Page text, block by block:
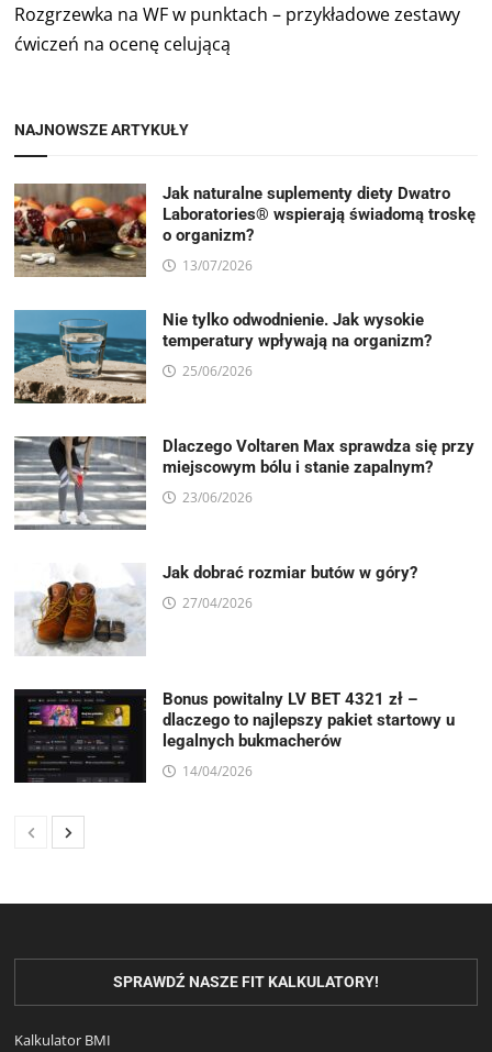
Rozgrzewka na WF w punktach – przykładowe zestawy
ćwiczeń na ocenę celującą
NAJNOWSZE ARTYKUŁY
Jak naturalne suplementy diety Dwatro
Laboratories® wspierają świadomą troskę
o organizm?
13/07/2026
Nie tylko odwodnienie. Jak wysokie
temperatury wpływają na organizm?
25/06/2026
Dlaczego Voltaren Max sprawdza się przy
miejscowym bólu i stanie zapalnym?
23/06/2026
Jak dobrać rozmiar butów w góry?
27/04/2026
Bonus powitalny LV BET 4321 zł –
dlaczego to najlepszy pakiet startowy u
legalnych bukmacherów
14/04/2026
SPRAWDŹ NASZE FIT KALKULATORY!
Kalkulator BMI